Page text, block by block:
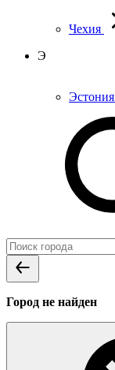
Чехия
Э
Эстония
Город не найден